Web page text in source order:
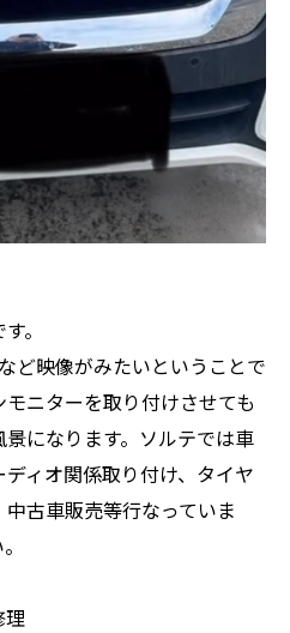
。
ど映像がみたいということで
ニターを取り付けさせても
になります。ソルテでは車
ィオ関係取り付け、タイヤ
古車販売等行なっていま
理